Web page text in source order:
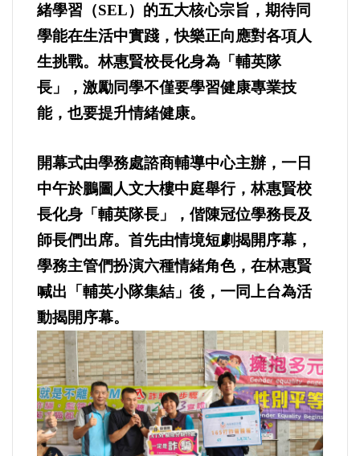
健康/養生
命理/信仰/宗教/宮廟/教會
國際/全球
環境/資源/能源
交通運輸
中美台
正能量
餐飲美食
蔬/素食
緒學習（SEL）的五大核心宗旨，期待同
學能在生活中實踐，快樂正向應對各項人
生挑戰。林惠賢校長化身為「輔英隊
長」，激勵同學不僅要學習健康專業技
能，也要提升情緒健康。
開幕式由學務處諮商輔導中心主辦，一日
中午於鵬圖人文大樓中庭舉行，林惠賢校
長化身「輔英隊長」，偕陳冠位學務長及
師長們出席。首先由情境短劇揭開序幕，
學務主管們扮演六種情緒角色，在林惠賢
喊出「輔英小隊集結」後，一同上台為活
動揭開序幕。